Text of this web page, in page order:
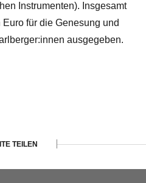
Instrumenten). Insgesamt
für die Genesung und
ausgegeben.
TEILEN